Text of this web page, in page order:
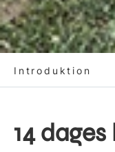
Introduktion
14